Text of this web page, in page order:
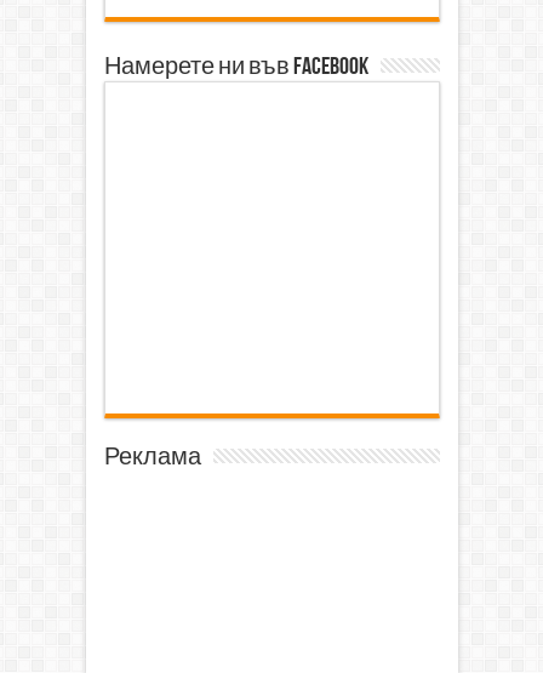
Намерете ни във Facebook
Реклама